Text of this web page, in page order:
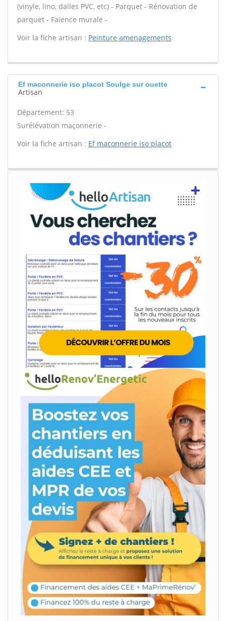
(vinyle, lino, dalles PVC, etc) - Parquet - Rénovation de
parquet - Faïence murale -
Voir la fiche artisan : Peinture amenagements
Ef maconnerie iso placot Soulge sur ouette
Artisan
Département: 53
Surélévation maçonnerie -
Voir la fiche artisan : Ef maconnerie iso placot